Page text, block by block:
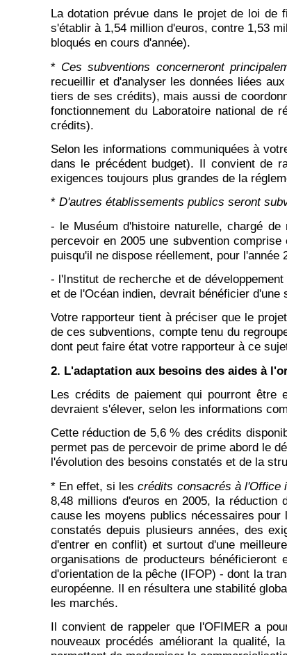
La dotation prévue dans le projet de loi de
s'établir à 1,54 million d'euros, contre 1,53
bloqués en cours d'année).
* Ces subventions concerneront
recueillir et d'analyser les données liées
tiers de ses crédits), mais aussi de
fonctionnement du Laboratoire national de
crédits).
Selon les informations communiquées à
dans le précédent budget). Il convient de
exigences toujours plus grandes de la
* D'autres établissements publics seront
- le Muséum d'histoire naturelle, chargé
percevoir en 2005 une subvention
puisqu'il ne dispose réellement, pour
- l'Institut de recherche et de
et de l'Océan indien, devrait bénéficier
Votre rapporteur tient à préciser que le
de ces subventions, compte tenu du
dont peut faire état votre rapporteur à ce
2. L'adaptation aux besoins des aides à
Les crédits de paiement qui pourront être
devraient s'élever, selon les informations
Cette réduction de 5,6 % des crédits
permet pas de percevoir de prime abord le
l'évolution des besoins constatés et de la
* En effet, si lescrédits consacrés à l'Office
8,48 millions d'euros en 2005, la réduction
cause les moyens publics nécessaires
constatés depuis plusieurs années, des
d'entrer en conflit) et surtout d'une
organisations de producteurs
d'orientation de la pêche (IFOP) - dont la
européenne. Il en résultera une stabilité
les marchés.
Il convient de rappeler que l'OFIMER a
nouveaux procédés améliorant la qualité,